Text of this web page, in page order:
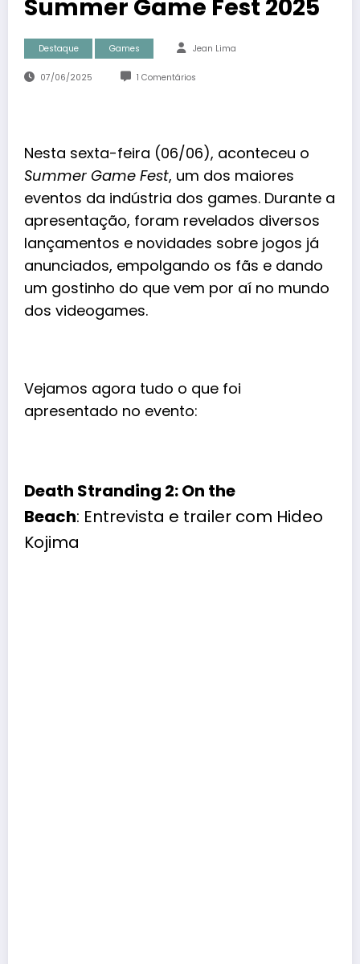
Summer Game Fest 2025
Destaque Games Jean Lima
07/06/2025 1 Comentários
Nesta sexta-feira (06/06), aconteceu o
Summer Game Fest, um dos maiores
eventos da indústria dos games. Durante a
apresentação, foram revelados diversos
lançamentos e novidades sobre jogos já
anunciados, empolgando os fãs e dando
um gostinho do que vem por aí no mundo
dos videogames.
Vejamos agora tudo o que foi
apresentado no evento:
Death Stranding 2: On the
Beach: Entrevista e trailer com Hideo
Kojima